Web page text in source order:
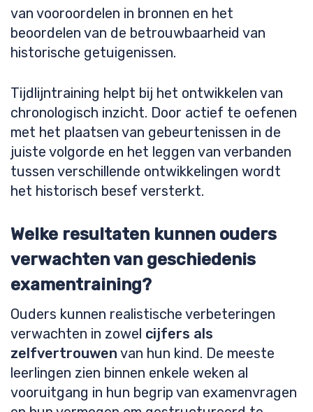
van vooroordelen in bronnen en het
beoordelen van de betrouwbaarheid van
historische getuigenissen.
Tijdlijntraining helpt bij het ontwikkelen van
chronologisch inzicht. Door actief te oefenen
met het plaatsen van gebeurtenissen in de
juiste volgorde en het leggen van verbanden
tussen verschillende ontwikkelingen wordt
het historisch besef versterkt.
Welke resultaten kunnen ouders
verwachten van geschiedenis
examentraining?
Ouders kunnen realistische verbeteringen
verwachten in zowel cijfers als
zelfvertrouwen van hun kind. De meeste
leerlingen zien binnen enkele weken al
vooruitgang in hun begrip van examenvragen